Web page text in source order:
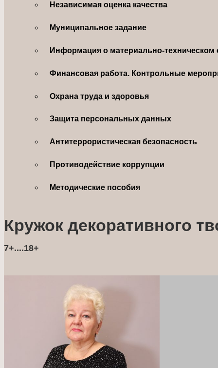
Независимая оценка качества
Муниципальное задание
Информация о материально-техническом
Финансовая работа. Контрольные
Охрана труда и здоровья
Защита персональных данных
Антитеррористическая безопасность
Противодействие коррупции
Методические пособия
Кружок декоративного
7+....18+